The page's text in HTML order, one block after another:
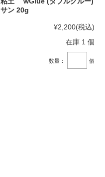
サン 20g
¥2,200(税込)
在庫 1 個
数量： 個